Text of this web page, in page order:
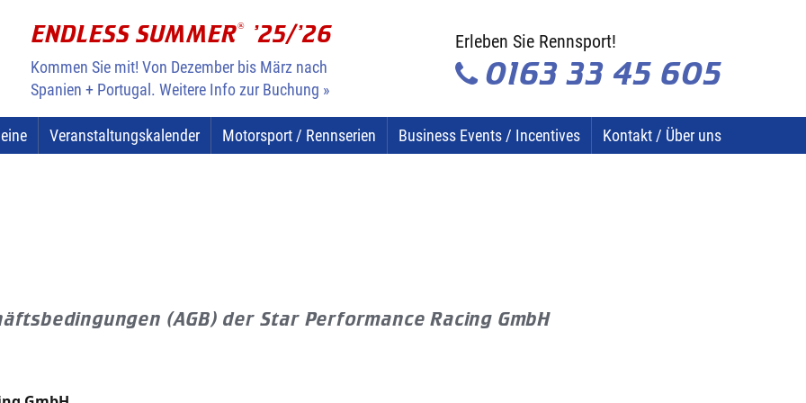
ENDLESS SUMMER® ’25/’26
Kommen Sie mit! Von Dezember bis März nach
Spanien + Portugal. Weitere Info zur Buchung »
Erleben Sie Rennsport!
0163 33 45 605
Veranstaltungskalender Motorsport / Rennserien Business Events / Incentives Kontakt / Über uns
(AGB) der Star Performance Racing GmbH